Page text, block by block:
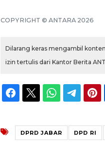
COPYRIGHT © ANTARA 2026
Dilarang keras mengambil
izin tertulis dari Kantor Berita
DPRD JABAR DPD RI